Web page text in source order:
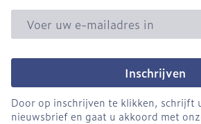
E-mail adres
Inschrijven
Door op inschrijven te klikken, schrijft
nieuwsbrief en gaat u akkoord met